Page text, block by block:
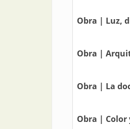
Obra | Luz,
Obra |
Obra | La
Obra | Color